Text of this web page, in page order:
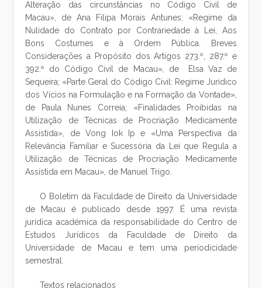
Alteração das circunstâncias no Código Civil de
Macau», de Ana Filipa Morais Antunes; «Regime da
Nulidade do Contrato por Contrariedade à Lei, Aos
Bons Costumes e à Ordem Pública. Breves
Considerações a Propósito dos Artigos 273.º, 287.º e
392.º do Código Civil de Macau», de Elsa Vaz de
Sequeira; «Parte Geral do Código Civil: Regime Jurídico
dos Vícios na Formulação e na Formação da Vontade»,
de Paula Nunes Correia; «Finalidades Proibidas na
Utilização de Técnicas de Procriação Medicamente
Assistida», de Vong Iok Ip e «Uma Perspectiva da
Relevância Familiar e Sucessória da Lei que Regula a
Utilização de Técnicas de Procriação Medicamente
Assistida em Macau», de Manuel Trigo.
O Boletim da Faculdade de Direito da Universidade
de Macau é publicado desde 1997. É uma revista
jurídica académica da responsabilidade do Centro de
Estudos Jurídicos da Faculdade de Direito da
Universidade de Macau e tem uma periodicidade
semestral.
Textos relacionados